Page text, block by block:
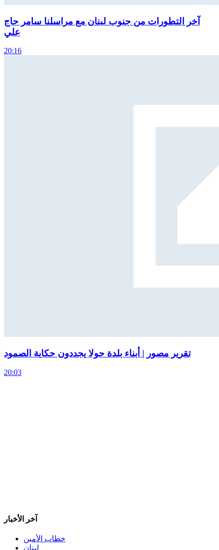
آخر التطورات من جنوب لبنان مع مراسلنا سامر حاج
علي
20:16
تقرير مصور | أبناء بلدة حولا يجددون حكاية الصمود
20:03
آخر الأخبار
خطاب الأمين
لبنان